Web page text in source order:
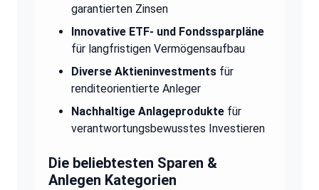
garantierten Zinsen
Innovative ETF- und Fondssparpläne
für langfristigen Vermögensaufbau
Diverse Aktieninvestments für
renditeorientierte Anleger
Nachhaltige Anlageprodukte für
verantwortungsbewusstes Investieren
Die beliebtesten Sparen &
Anlegen Kategorien